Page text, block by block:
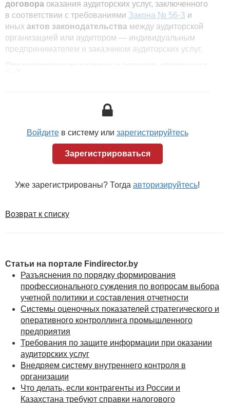
договора оказания аудиторских услуг, заключенного
в соответствии с требованиями Закона № 56-З и
иных актов законодательства между аудиторской
организацией или аудитором — индивидуальным
предпринимателем и заказчиком аудиторских услуг.
При рассмотрении различных аспектов, связанных с
НПА), а также МСАД, в том числе:
Регулирование МСАД
договора оказания аудиторами услуг.
...
Контролирующим органом принято решение
привлечении в качестве независимого эксперта
аудитора(абз .п . 4 Положения о порядке
организации и проведения проверок,
утвержденного Указом Президента Республики
Беларусь от16.10.2009
Аудируемые лица
Предмет договора
Войдитев систему или зарегистрируйтесь
Зарегистрироваться
Уже зарегистрированы? Тогда авторизируйтесь!
Возврат к списку
Статьи на портале Findirector.by
Разъяснения по порядку формирования
профессионального суждения по вопросам выбора
учетной политики и составления отчетности
Системы оценочных показателей стратегического и
оперативного контроллинга промышленного
предприятия
Требования по защите информации при оказании
аудиторских услуг
Внедряем систему внутреннего контроля в
организации
Что делать, если контрагенты из России и
Казахстана требуют справки налогового